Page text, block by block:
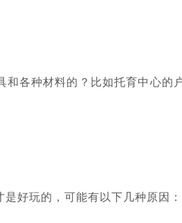
各种材料的？比如托育中心的
好玩的，可能有以下几种原因：